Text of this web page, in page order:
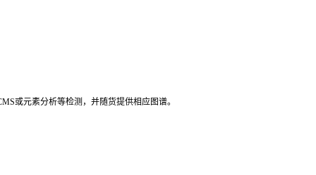
或元素分析等检测，并随货提供相应图谱。